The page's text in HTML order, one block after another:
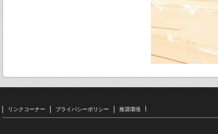
リンクコーナー プライバシーポリシー 推奨環境